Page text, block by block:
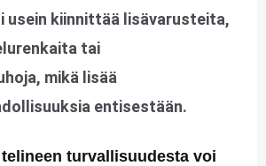
usein kiinnittää lisävarusteita,
tai
mikä lisää
entisestään.
turvallisuudesta voi